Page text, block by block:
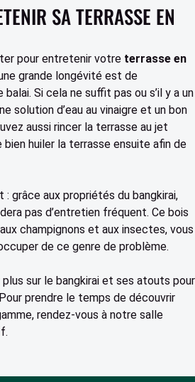
SA TERRASSE EN
pour entretenir votre terrasse en
grande longévité est de
Si cela ne suffit pas ou s’il y a un
solution d’eau au vinaigre et un bon
aussi rincer la terrasse au jet
bien huiler la terrasse ensuite afin de
: grâce aux propriétés du bangkirai,
pas d’entretien fréquent. Ce bois
champignons et aux insectes, vous
de ce genre de problème.
sur le bangkirai et ses atouts pour
prendre le temps de découvrir
rendez-vous à notre salle